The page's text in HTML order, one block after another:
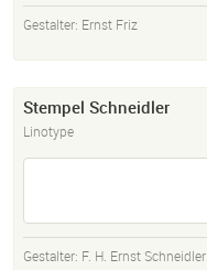
Gestalter: Ernst Friz
Stempel Schneidler
Linotype
Gestalter: F. H. Ernst Schneidler